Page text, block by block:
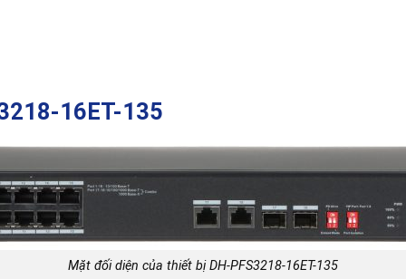
16ET-135
Mặt đối diện của thiết bị DH-PFS3218-16ET-135